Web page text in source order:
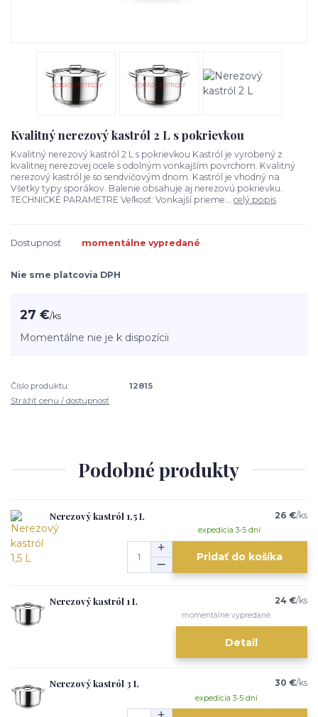
Kvalitný nerezový kastról 2 L s pokrievkou
Kvalitný nerezový kastról 2 L s pokrievkou Kastról je vyrobený z
kvalitnej nerezovej ocele s odolným vonkajším povrchom. Kvalitný
nerezový kastról je so sendvičovým dnom. Kastról je vhodný na
Všetky typy sporákov. Balenie obsahuje aj nerezovú pokrievku.
TECHNICKÉ PARAMETRE Veľkosť: Vonkajší prieme... celý popis
Dostupnosť momentálne vypredané
Nie sme platcovia DPH
27 €/ks
Momentálne nie je k dispozícii
Číslo produktu:
12815
Strážiť cenu / dostupnosť
Podobné produkty
Nerezový kastról 1,5 L 26 €/ks
expedícia 3-5 dní
Pridať do košíka
Nerezový kastról 1 L 24 €/ks
momentálne vypredané
Detail
Nerezový kastról 3 L 30 €/ks
expedícia 3-5 dní